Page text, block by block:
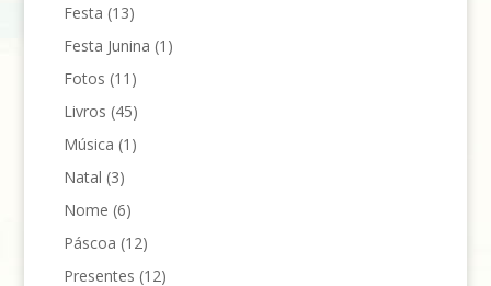
Festa (13)
Festa Junina (1)
Fotos (11)
Livros (45)
Música (1)
Natal (3)
Nome (6)
Páscoa (12)
Presentes (12)